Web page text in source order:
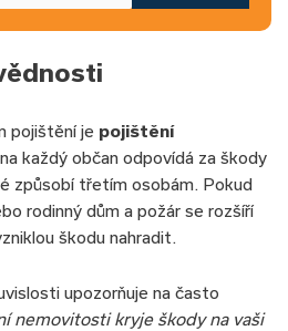
pojištění je pojištění
každý občan odpovídá za škody
způsobí třetím osobám. Pokud
rodinný dům a požár se rozšíří
škodu nahradit.
upozorňuje na často
nemovitosti kryje škody na vaši